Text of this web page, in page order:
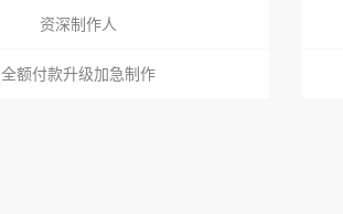
资深制作人
全额付款升级加急制作